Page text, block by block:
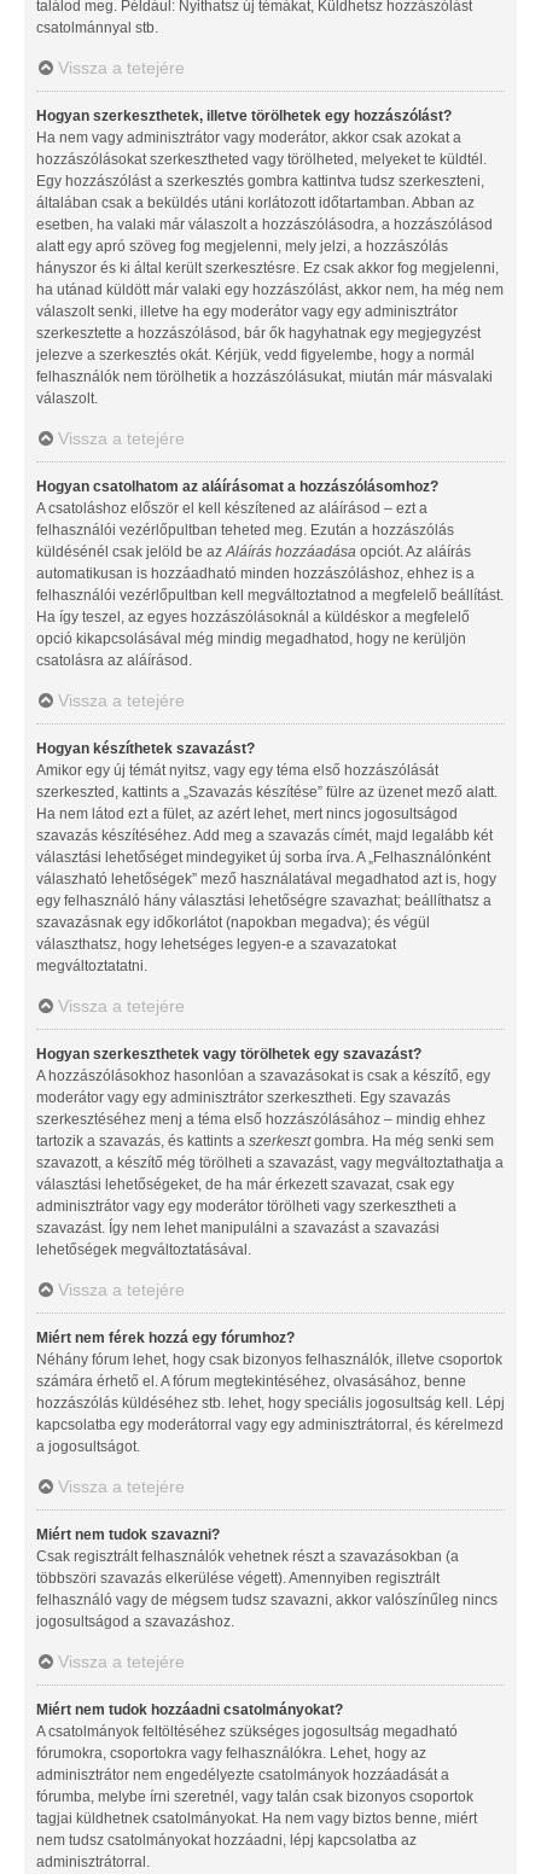
találod meg. Például: Nyithatsz új témákat, Küldhetsz hozzászólást
csatolmánnyal stb.
Vissza a tetejére
Hogyan szerkeszthetek, illetve törölhetek egy hozzászólást?
Ha nem vagy adminisztrátor vagy moderátor, akkor csak azokat a
hozzászólásokat szerkesztheted vagy törölheted, melyeket te küldtél.
Egy hozzászólást a szerkesztés gombra kattintva tudsz szerkeszteni,
általában csak a beküldés utáni korlátozott időtartamban. Abban az
esetben, ha valaki már válaszolt a hozzászólásodra, a hozzászólásod
alatt egy apró szöveg fog megjelenni, mely jelzi, a hozzászólás
hányszor és ki által került szerkesztésre. Ez csak akkor fog megjelenni,
ha utánad küldött már valaki egy hozzászólást, akkor nem, ha még nem
válaszolt senki, illetve ha egy moderátor vagy egy adminisztrátor
szerkesztette a hozzászólásod, bár ők hagyhatnak egy megjegyzést
jelezve a szerkesztés okát. Kérjük, vedd figyelembe, hogy a normál
felhasználók nem törölhetik a hozzászólásukat, miután már másvalaki
válaszolt.
Vissza a tetejére
Hogyan csatolhatom az aláírásomat a hozzászólásomhoz?
A csatoláshoz először el kell készítened az aláírásod – ezt a
felhasználói vezérlőpultban teheted meg. Ezután a hozzászólás
küldésénél csak jelöld be az Aláírás hozzáadása opciót. Az aláírás
automatikusan is hozzáadható minden hozzászóláshoz, ehhez is a
felhasználói vezérlőpultban kell megváltoztatnod a megfelelő beállítást.
Ha így teszel, az egyes hozzászólásoknál a küldéskor a megfelelő
opció kikapcsolásával még mindig megadhatod, hogy ne kerüljön
csatolásra az aláírásod.
Vissza a tetejére
Hogyan készíthetek szavazást?
Amikor egy új témát nyitsz, vagy egy téma első hozzászólását
szerkeszted, kattints a „Szavazás készítése” fülre az üzenet mező alatt.
Ha nem látod ezt a fület, az azért lehet, mert nincs jogosultságod
szavazás készítéséhez. Add meg a szavazás címét, majd legalább két
választási lehetőséget mindegyiket új sorba írva. A „Felhasználónként
válaszható lehetőségek” mező használatával megadhatod azt is, hogy
egy felhasználó hány választási lehetőségre szavazhat; beállíthatsz a
szavazásnak egy időkorlátot (napokban megadva); és végül
választhatsz, hogy lehetséges legyen-e a szavazatokat
megváltoztatatni.
Vissza a tetejére
Hogyan szerkeszthetek vagy törölhetek egy szavazást?
A hozzászólásokhoz hasonlóan a szavazásokat is csak a készítő, egy
moderátor vagy egy adminisztrátor szerkesztheti. Egy szavazás
szerkesztéséhez menj a téma első hozzászólásához – mindig ehhez
tartozik a szavazás, és kattints a szerkesztgombra. Ha még senki sem
szavazott, a készítő még törölheti a szavazást, vagy megváltoztathatja a
választási lehetőségeket, de ha már érkezett szavazat, csak egy
adminisztrátor vagy egy moderátor törölheti vagy szerkesztheti a
szavazást. Így nem lehet manipulálni a szavazást a szavazási
lehetőségek megváltoztatásával.
Vissza a tetejére
Miért nem férek hozzá egy fórumhoz?
Néhány fórum lehet, hogy csak bizonyos felhasználók, illetve csoportok
számára érhető el. A fórum megtekintéséhez, olvasásához, benne
hozzászólás küldéséhez stb. lehet, hogy speciális jogosultság kell. Lépj
kapcsolatba egy moderátorral vagy egy adminisztrátorral, és kérelmezd
a jogosultságot.
Vissza a tetejére
Miért nem tudok szavazni?
Csak regisztrált felhasználók vehetnek részt a szavazásokban (a
többszöri szavazás elkerülése végett). Amennyiben regisztrált
felhasználó vagy de mégsem tudsz szavazni, akkor valószínűleg nincs
jogosultságod a szavazáshoz.
Vissza a tetejére
Miért nem tudok hozzáadni csatolmányokat?
A csatolmányok feltöltéséhez szükséges jogosultság megadható
fórumokra, csoportokra vagy felhasználókra. Lehet, hogy az
adminisztrátor nem engedélyezte csatolmányok hozzáadását a
fórumba, melybe írni szeretnél, vagy talán csak bizonyos csoportok
tagjai küldhetnek csatolmányokat. Ha nem vagy biztos benne, miért
nem tudsz csatolmányokat hozzáadni, lépj kapcsolatba az
adminisztrátorral.